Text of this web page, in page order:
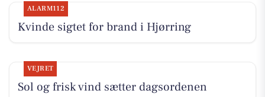
ALARM112
Kvinde sigtet for brand i Hjørring
VEJRET
Sol og frisk vind sætter dagsordenen